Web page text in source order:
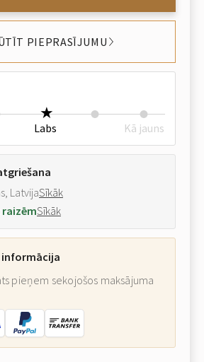
PIEPRASĪJUMU
Labs Kā jauns
LatvijaSīkāk
Sīkāk
informācija
pieņem sekojošos maksājuma